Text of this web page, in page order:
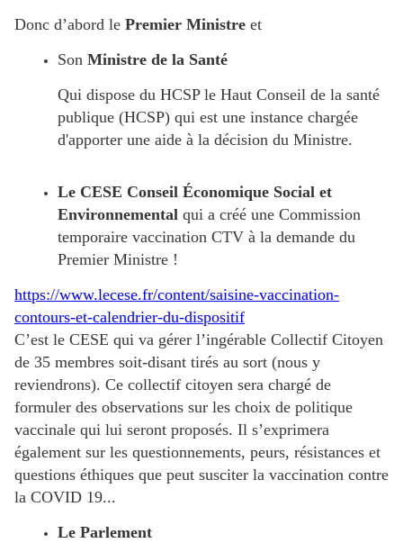
Donc d’abord le Premier Ministre et
Son Ministre de la Santé
Qui dispose du HCSP le Haut Conseil de la santé
publique (HCSP) qui est une instance chargée
d'apporter une aide à la décision du Ministre.
Le CESE Conseil Économique Social et
Environnemental qui a créé une Commission
temporaire vaccination CTV à la demande du
Premier Ministre !
https://www.lecese.fr/content/saisine-vaccination-
contours-et-calendrier-du-dispositif
C’est le CESE qui va gérer l’ingérable Collectif Citoyen
de 35 membres soit-disant tirés au sort (nous y
reviendrons). Ce collectif citoyen sera chargé de
formuler des observations sur les choix de politique
vaccinale qui lui seront proposés. Il s’exprimera
également sur les questionnements, peurs, résistances et
questions éthiques que peut susciter la vaccination contre
la COVID 19...
Le Parlement